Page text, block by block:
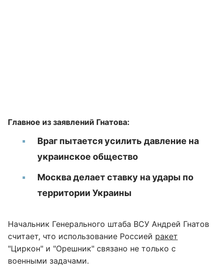
Главное из заявлений Гнатова:
Враг пытается усилить давление на
украинское общество
Москва делает ставку на удары по
территории Украины
Начальник Генерального штаба ВСУ Андрей Гнатов
считает, что использование Россией ракет
"Циркон" и "Орешник" связано не только с
военными задачами.